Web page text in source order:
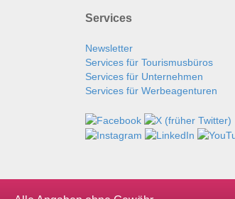
Services
Newsletter
Services für Tourismusbüros
Services für Unternehmen
Services für Werbeagenturen